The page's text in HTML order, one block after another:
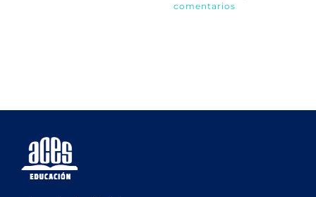
comentarios